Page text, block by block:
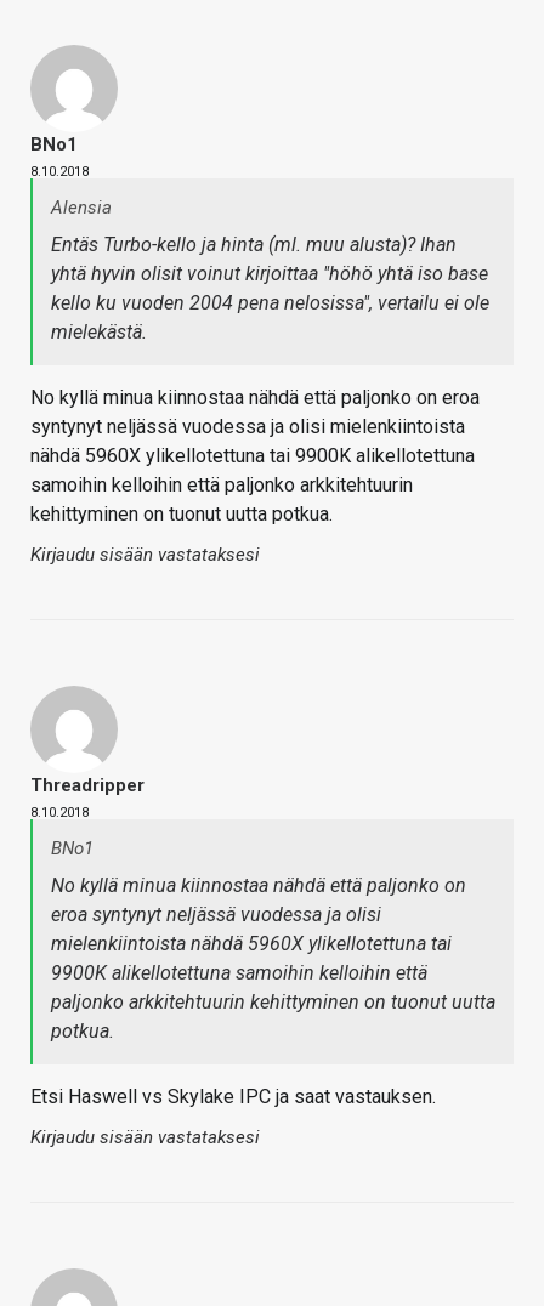
BNo1
8.10.2018
Alensia
Entäs Turbo-kello ja hinta (ml. muu alusta)? Ihan
yhtä hyvin olisit voinut kirjoittaa "höhö yhtä iso base
kello ku vuoden 2004 pena nelosissa", vertailu ei ole
mielekästä.
No kyllä minua kiinnostaa nähdä että paljonko on eroa
syntynyt neljässä vuodessa ja olisi mielenkiintoista
nähdä 5960X ylikellotettuna tai 9900K alikellotettuna
samoihin kelloihin että paljonko arkkitehtuurin
kehittyminen on tuonut uutta potkua.
Kirjaudu sisään vastataksesi
Threadripper
8.10.2018
BNo1
No kyllä minua kiinnostaa nähdä että paljonko on
eroa syntynyt neljässä vuodessa ja olisi
mielenkiintoista nähdä 5960X ylikellotettuna tai
9900K alikellotettuna samoihin kelloihin että
paljonko arkkitehtuurin kehittyminen on tuonut uutta
potkua.
Etsi Haswell vs Skylake IPC ja saat vastauksen.
Kirjaudu sisään vastataksesi